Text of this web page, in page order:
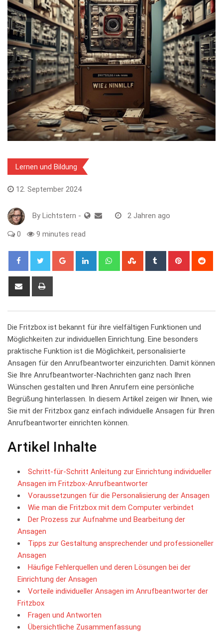
Lernen und Bildung
12. September 2024
By Lichtstern - 2 Jahren ago
0 9 minutes read
Google+ LinkedIn WhatsappStumbleUpon
Tumblr Pinterest
Share
Die ‍Fritzbox ist bekannt ⁤für ihre vielfältigen Funktionen und
Möglichkeiten zur individuellen Einrichtung. Eine‌ besonders
praktische⁢ Funktion ist die‌ Möglichkeit, personalisierte
Ansagen ‌für ⁢den​ Anrufbeantworter einzurichten.‌ Damit können
Sie⁢ Ihre Anrufbeantworter-Nachrichten ganz nach Ihren⁣
Wünschen gestalten und⁣ Ihren Anrufern‌ eine⁣ persönliche
Begrüßung hinterlassen.⁣ In‌ diesem Artikel ​zeigen ‌wir Ihnen, wie
Sie ⁤mit der⁤ Fritzbox ganz einfach individuelle Ansagen für Ihren⁢
Anrufbeantworter⁤ einrichten können.
Artikel‍ Inhalte
Schritt-für-Schritt Anleitung ⁣zur Einrichtung individueller
Ansagen im Fritzbox-Anrufbeantworter
Voraussetzungen für die⁤ Personalisierung ‍der ⁤Ansagen
Wie man die Fritzbox‍ mit dem Computer verbindet
Der Prozess zur Aufnahme und Bearbeitung der
Ansagen
Tipps zur Gestaltung ansprechender und⁣ professioneller
Ansagen
Häufige Fehlerquellen und ⁤deren⁣ Lösungen bei der
Einrichtung der‌ Ansagen
Vorteile ⁣individueller‍ Ansagen ‍im Anrufbeantworter der
Fritzbox
Fragen und Antworten
Übersichtliche Zusammenfassung